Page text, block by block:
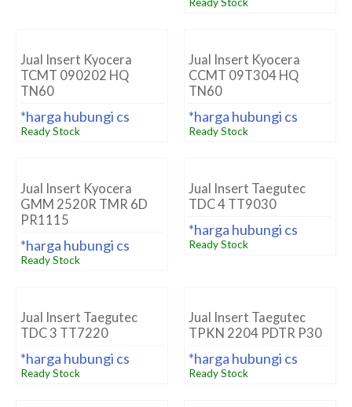
Jual Insert Kyocera
TCMT 090202 HQ
TN60
*harga hubungi cs
Ready Stock
Jual Insert Kyocera
CCMT 09T304 HQ
TN60
*harga hubungi cs
Ready Stock
Jual Insert Kyocera
GMM 2520R TMR 6D
PR1115
*harga hubungi cs
Ready Stock
Jual Insert Taegutec
TDC 4 TT9030
*harga hubungi cs
Ready Stock
Jual Insert Taegutec
TDC 3 TT7220
*harga hubungi cs
Ready Stock
Jual Insert Taegutec
TPKN 2204 PDTR P30
*harga hubungi cs
Ready Stock